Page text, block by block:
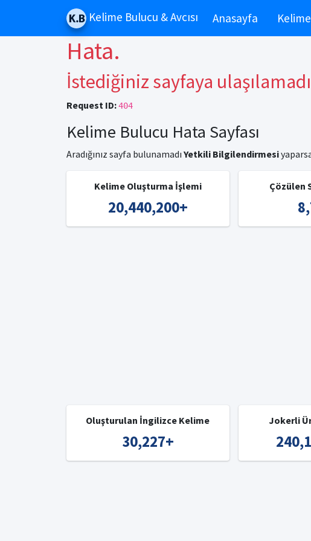
Kelime Bulucu & Avcısı Anasayfa
Hata.
İstediğiniz sayfaya
Request ID: 404
Kelime Bulucu Hata Sayfası
Aradığınız sayfa bulunamadı Yetkili Bilgilendirmesi
Kelime Oluşturma İşlemi
20,440,200+
Çözülen
Oluşturulan İngilizce Kelime
30,227+
Jokerli